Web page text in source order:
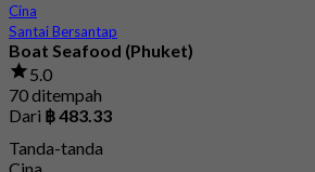
Cina
Santai Bersantap
Boat Seafood (Phuket)
5.0
70 ditempah
Dari ฿ 483.33
Tanda-tanda
Cina